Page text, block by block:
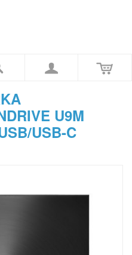
U9M
USB-C